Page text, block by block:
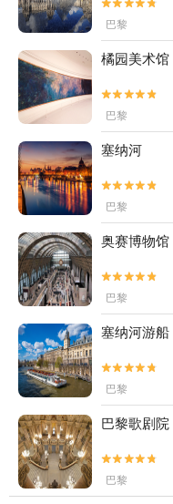


巴黎
橘园美术馆


巴黎
塞纳河


巴黎
奥赛博物馆


巴黎
塞纳河游船


巴黎
巴黎歌剧院


巴黎